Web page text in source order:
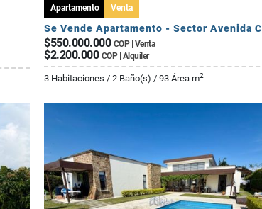
Apartamento Venta
$550.000.000 COP | Venta
$2.200.000 COP | Alquiler
3 Habitaciones / 2 Baño(s) / 93 Área m2